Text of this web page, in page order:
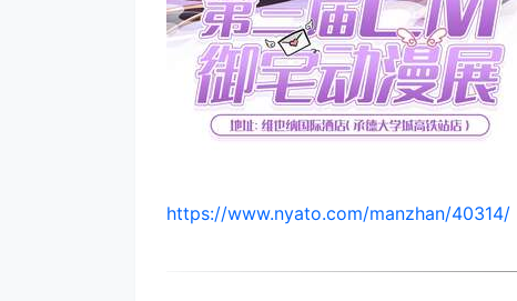
https://www.nyato.com/manzhan/40314/